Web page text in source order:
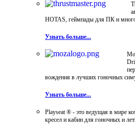
HOTAS, геймпады для ПК и
Узнать больше...
вождения в лучших гоночных
Узнать больше...
Playseat ® - это ведущая в мире
кресел и кабин для гоночных и